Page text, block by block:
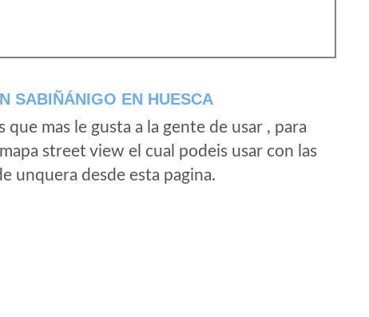
SABIÑÁNIGO EN HUESCA
mas le gusta a la gente de usar , para
street view el cual podeis usar con las
unquera desde esta pagina.